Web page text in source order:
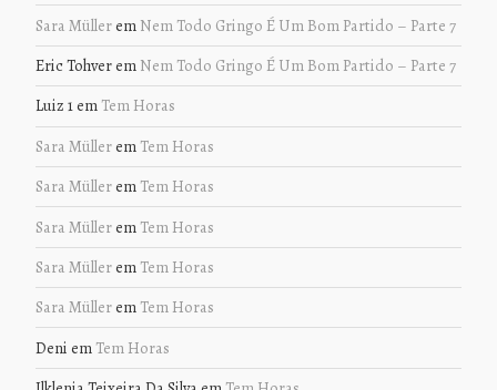
Sara Müllerem Nem Todo Gringo É Um Bom Partido – Parte 7
Eric Tohverem Nem Todo Gringo É Um Bom Partido – Parte 7
Luiz 1em Tem Horas
Sara Müllerem Tem Horas
Sara Müllerem Tem Horas
Sara Müllerem Tem Horas
Sara Müllerem Tem Horas
Sara Müllerem Tem Horas
Deni em Tem Horas